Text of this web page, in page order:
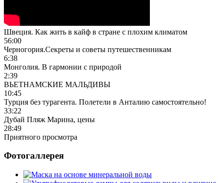
Швеция. Как жить в кайф в стране с плохим климатом
56:00
Черногория.Секреты и советы путешественникам
6:38
Монголия. В гармонии с природой
2:39
ВЬЕТНАМСКИЕ МАЛЬДИВЫ
10:45
Турция без турагента. Полетели в Анталию самостоятельно!
33:22
Дубай Пляж Марина, цены
28:49
Приятного просмотра
Фотогаллерея